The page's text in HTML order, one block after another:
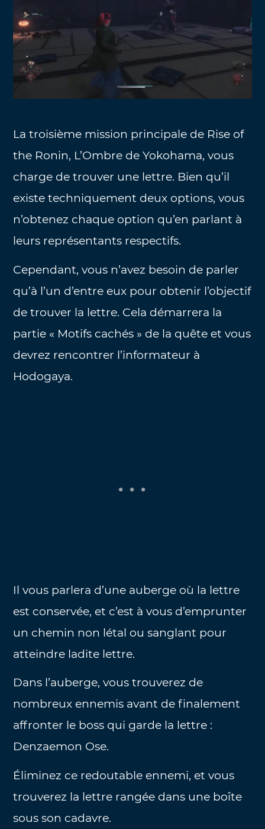
La troisième mission principale de Rise of
the Ronin, L’Ombre de Yokohama, vous
charge de trouver une lettre. Bien qu’il
existe techniquement deux options, vous
n’obtenez chaque option qu’en parlant à
leurs représentants respectifs.
Cependant, vous n’avez besoin de parler
qu’à l’un d’entre eux pour obtenir l’objectif
de trouver la lettre. Cela démarrera la
partie « Motifs cachés » de la quête et vous
devrez rencontrer l’informateur à
Hodogaya.
Il vous parlera d’une auberge où la lettre
est conservée, et c’est à vous d’emprunter
un chemin non létal ou sanglant pour
atteindre ladite lettre.
Dans l’auberge, vous trouverez de
nombreux ennemis avant de finalement
affronter le boss qui garde la lettre :
Denzaemon Ose.
Éliminez ce redoutable ennemi, et vous
trouverez la lettre rangée dans une boîte
sous son cadavre.